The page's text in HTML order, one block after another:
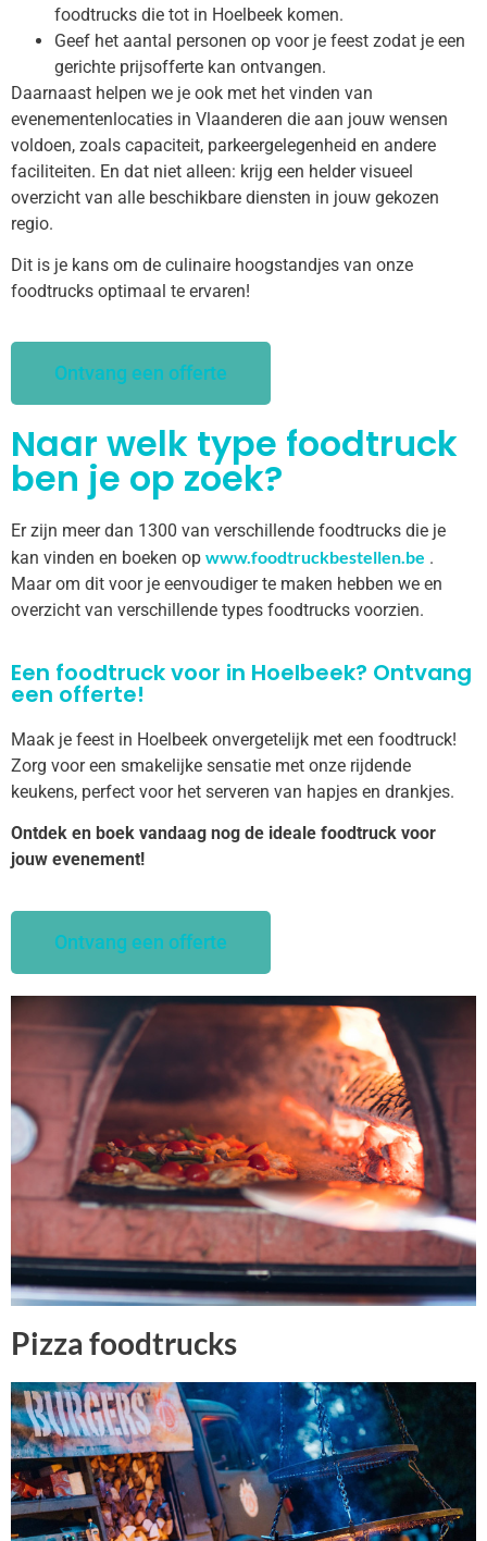
foodtrucks die tot in Hoelbeek komen.
Geef het aantal personen op voor je feest zodat je een
gerichte prijsofferte kan ontvangen.
Daarnaast helpen we je ook met het vinden van
evenementenlocaties in Vlaanderen die aan jouw wensen
voldoen, zoals capaciteit, parkeergelegenheid en andere
faciliteiten. En dat niet alleen: krijg een helder visueel
overzicht van alle beschikbare diensten in jouw gekozen
regio.
Dit is je kans om de culinaire hoogstandjes van onze
foodtrucks optimaal te ervaren!
Ontvang een offerte
Naar welk type foodtruck
ben je op zoek?
Er zijn meer dan 1300 van verschillende foodtrucks die je
kan vinden en boeken op www.foodtruckbestellen.be .
Maar om dit voor je eenvoudiger te maken hebben we en
overzicht van verschillende types foodtrucks voorzien.
Een foodtruck voor in Hoelbeek? Ontvang
een offerte!
Maak je feest in Hoelbeek onvergetelijk met een foodtruck!
Zorg voor een smakelijke sensatie met onze rijdende
keukens, perfect voor het serveren van hapjes en drankjes.
Ontdek en boek vandaag nog de ideale foodtruck voor
jouw evenement!
Ontvang een offerte
Pizza foodtrucks